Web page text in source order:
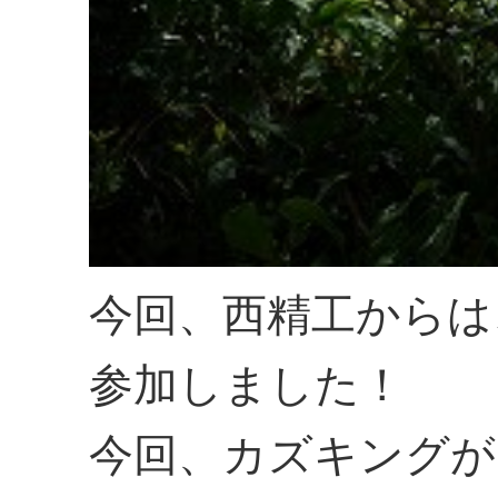
今回、西精工から
参加しました！
今回、カズキング